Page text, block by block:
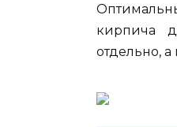
кирпича
отдельно,